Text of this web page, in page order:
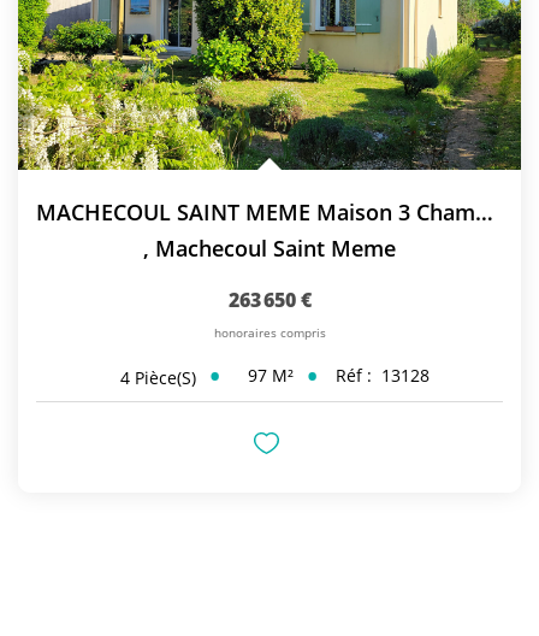
MACHECOUL SAINT MEME Maison 3 Chambres
, Machecoul Saint Meme
263 650 €
honoraires compris
4 Pièce(s) 97 M² Réf : 13128